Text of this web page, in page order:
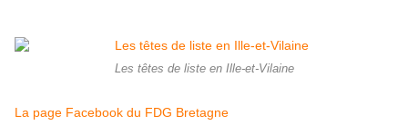
Les têtes de liste en Ille-et-Vilaine
La page Facebook du FDG Bretagne